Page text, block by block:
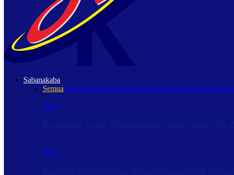
Sabanakaba
SemuaSabanakaba NagariSabanakaba PariwaraSabanakaba
Baru
Baru